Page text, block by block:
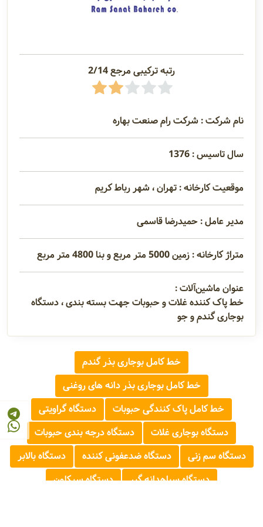
رتبه ترکیبی مرجع 2/14
نام شرکت : شرکت رام صنعت بهاره
سال تاسیس : 1376
موقعیت کارخانه : تهران ، شهر رباط کریم
مدیر عامل : حمیدرضا قاسمی
متراژ کارخانه : زمین 5000 متر مربع و بنا 4800 متر مربع
عنوان ماشین‌آلات :
خط پاک کننده غلات و حبوبات جهت بسته بندی ، دستگاه
بوجاری گندم و جو
خط کامل بوجاری بذر گندم
خط کامل بوجاری بذر دانه های روغنی
خط کامل پاک کنندگی حبوبات
دستگاه گراویتی
دستگاه بوجاری غلات
دستگاه درجه بندی حبوبات
دستگاه سم زنی
دستگاه ضدعفونی کننده
دستگاه بالابر
دستگاه سیاهدانه گیر
دستگاه سیکلون